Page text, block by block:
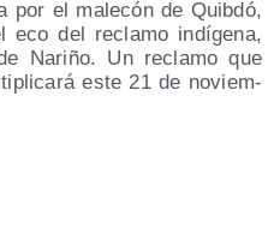
por el male­cón de Quib­dó,
eco del recla­mo indí­ge­na,
Nari­ño. Un recla­mo que
este 21 de noviem­